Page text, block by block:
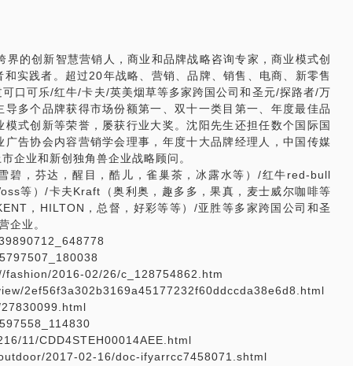
来越明显。今年最火的抖音和快手，以及最新改版的微
。2019年避不开的话题肯定是5G。虽然开始商用到产生
全绑在手机的中国消费者肯定会被最有狼性的华为以及大
时代。这个根本性的变革，将完全导致数字营销转变的数
，以前1对多的传播方式，在5G的模式下，完全有机会转
信的机会来临。在人（消费者）信息（5G模式）内容（信
能下，社交的模式无法避免的产生变革的机会。个人认
。
的创新智慧营销人，商业和品牌战略咨询专家，商业模式创
实践者。超过20年战略、营销、品牌、销售、电商、新零售
口可乐/红牛/卡夫/英美烟草等多家跨国公司和圣元/探路者/万
多个品牌获得市场份额第一、双十一类目第一、年度最佳品
式创新等荣誉，屡获行业大奖。沈阳先生还担任数个国际国
广告协会内容营销学会理事，年度十大品牌经理人，中国传媒
企业和新创独角兽企业战略顾问。
碧，芬达，醒目，酷儿，雀巢茶，冰露水等）/红牛red-bull
等）/卡夫Kraft（奥利奥，趣多多，果真，麦士威尔咖啡等
，HILTON，总督，好彩等等）/亚胜等多家跨国公司和圣
企业。
2016-02/26/c_128754862.htm
2ef56f3a302b3169a45177232f60ddccda38e6d8.html
11/CDD4STEH00014AEE.html
2017-02-16/doc-ifyarrcc7458071.shtml